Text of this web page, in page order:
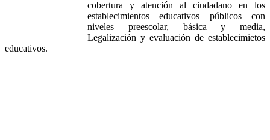
cobertura y atención al ciudadano en los
establecimientos educativos públicos con
niveles preescolar, básica y media,
Legalización y evaluación de establecimietos
educativos.